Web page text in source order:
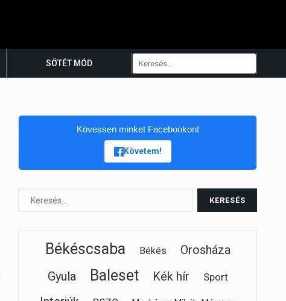
SÖTÉT MÓD
Kövessen minket Facebookon!
Követem!
Békéscsaba Békés
Orosháza
Gyula
Baleset Kék hír Sport